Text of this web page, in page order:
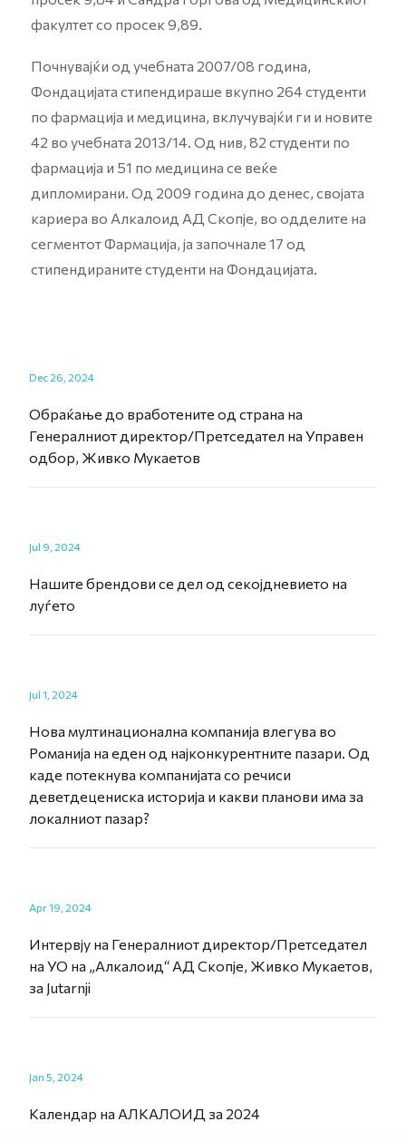
факултет со просек 9,89.
Почнувајќи од учебната 2007/08 година,
Фондацијата стипендираше вкупно 264 студенти
по фармација и медицина, вклучувајќи ги и новите
42 во учебната 2013/14. Од нив, 82 студенти по
фармација и 51 по медицина се веќе
дипломирани. Од 2009 година до денес, својата
кариера во Алкалоид АД Скопје, во одделите на
сегментот Фармација, ја започнале 17 од
стипендираните студенти на Фондацијата.
Dec 26, 2024
Обраќање до вработените од страна на
Генералниот директор/Претседател на Управен
одбор, Живко Мукаетов
Jul 9, 2024
Нашите брендови се дел од секојдневието на
луѓето
Jul 1, 2024
Нова мултинационална компанија влегува во
Романија на еден од најконкурентните пазари. Од
каде потекнува компанијата со речиси
деветдецениска историја и какви планови има за
локалниот пазар?
Apr 19, 2024
Интервју на Генералниот директор/Претседател
на УО на „Алкалоид“ АД Скопје, Живко Мукаетов,
за Jutarnji
Jan 5, 2024
Календар на АЛКАЛОИД за 2024